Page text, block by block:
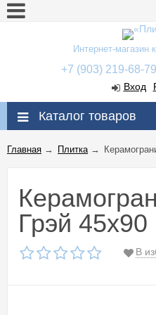
Интернет-магазин
+7 (903) 219-68-79
Вход
Каталог товаров
Главная → Плитка→
Грэй 45x90
В